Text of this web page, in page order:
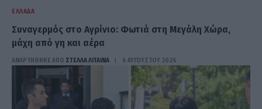
ΕΛΛΆΔΑ
Συναγερμός στο Αγρίνιο: Φωτιά στη Μεγάλη Χώρα,
μάχη από γη και αέρα
ΑΝΑΡΤΗΘΗΚΕ ΑΠΟ ΣΤΈΛΛΑ ΛΊΤΑΙΝΑ 6 ΑΥΓΟΎΣΤΟΥ 2026